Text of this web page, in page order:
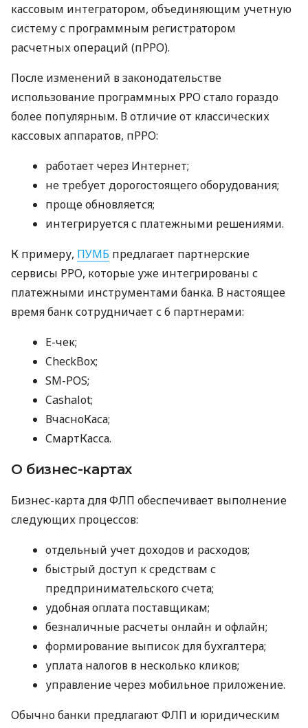
кассовым интегратором, объединяющим учетную
систему с программным регистратором
расчетных операций (пРРО).
После изменений в законодательстве
использование программных РРО стало гораздо
более популярным. В отличие от классических
кассовых аппаратов, пРРО:
работает через Интернет;
не требует дорогостоящего оборудования;
проще обновляется;
интегрируется с платежными решениями.
К примеру, ПУМБ предлагает партнерские
сервисы РРО, которые уже интегрированы с
платежными инструментами банка. В настоящее
время банк сотрудничает с 6 партнерами:
E-чек;
CheckBox;
SM-POS;
Cashalot;
ВчасноКаса;
СмартКасса.
О бизнес-картах
Бизнес-карта для ФЛП обеспечивает выполнение
следующих процессов:
отдельный учет доходов и расходов;
быстрый доступ к средствам с
предпринимательского счета;
удобная оплата поставщикам;
безналичные расчеты онлайн и офлайн;
формирование выписок для бухгалтера;
уплата налогов в несколько кликов;
управление через мобильное приложение.
Обычно банки предлагают ФЛП и юридическим